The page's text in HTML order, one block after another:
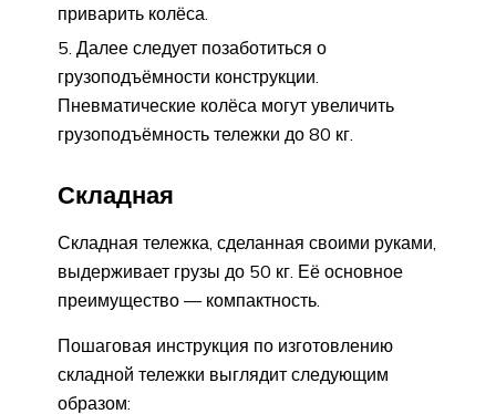
приварить колёса.
Далее следует позаботиться о
грузоподъёмности конструкции.
Пневматические колёса могут увеличить
грузоподъёмность тележки до 80 кг.
Складная
Складная тележка, сделанная своими руками,
выдерживает грузы до 50 кг. Её основное
преимущество — компактность.
Пошаговая инструкция по изготовлению
складной тележки выглядит следующим
образом: